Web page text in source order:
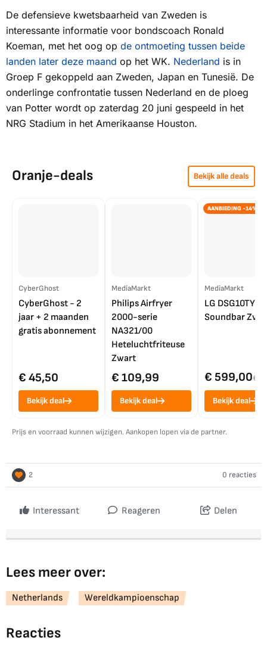
De defensieve kwetsbaarheid van Zweden is
interessante informatie voor bondscoach Ronald
Koeman, met het oog op de ontmoeting tussen beide
landen later deze maand op het WK. Nederland is in
Groep F gekoppeld aan Zweden, Japan en Tunesië. De
onderlinge confrontatie tussen Nederland en de ploeg
van Potter wordt op zaterdag 20 juni gespeeld in het
NRG Stadium in het Amerikaanse Houston.
Oranje-deals Bekijk alle deals
CyberGhost
CyberGhost - 2
jaar + 2 maanden
gratis abonnement
€ 45,50
Bekijk deal
MediaMarkt
Philips Airfryer
2000-serie
NA321/00
Heteluchtfriteuse
Zwart
€ 109,99
Bekijk deal
AANBIEDING -14%
MediaMarkt
LG DSG10TY
Soundbar
€ 599,00€
Bekijk deal
Prijs en voorraad kunnen wijzigen. Aankopen lopen via de partner.
2 0 reacties
Interessant Reageren Delen
Lees meer over:
Netherlands Wereldkampioenschap
Reacties